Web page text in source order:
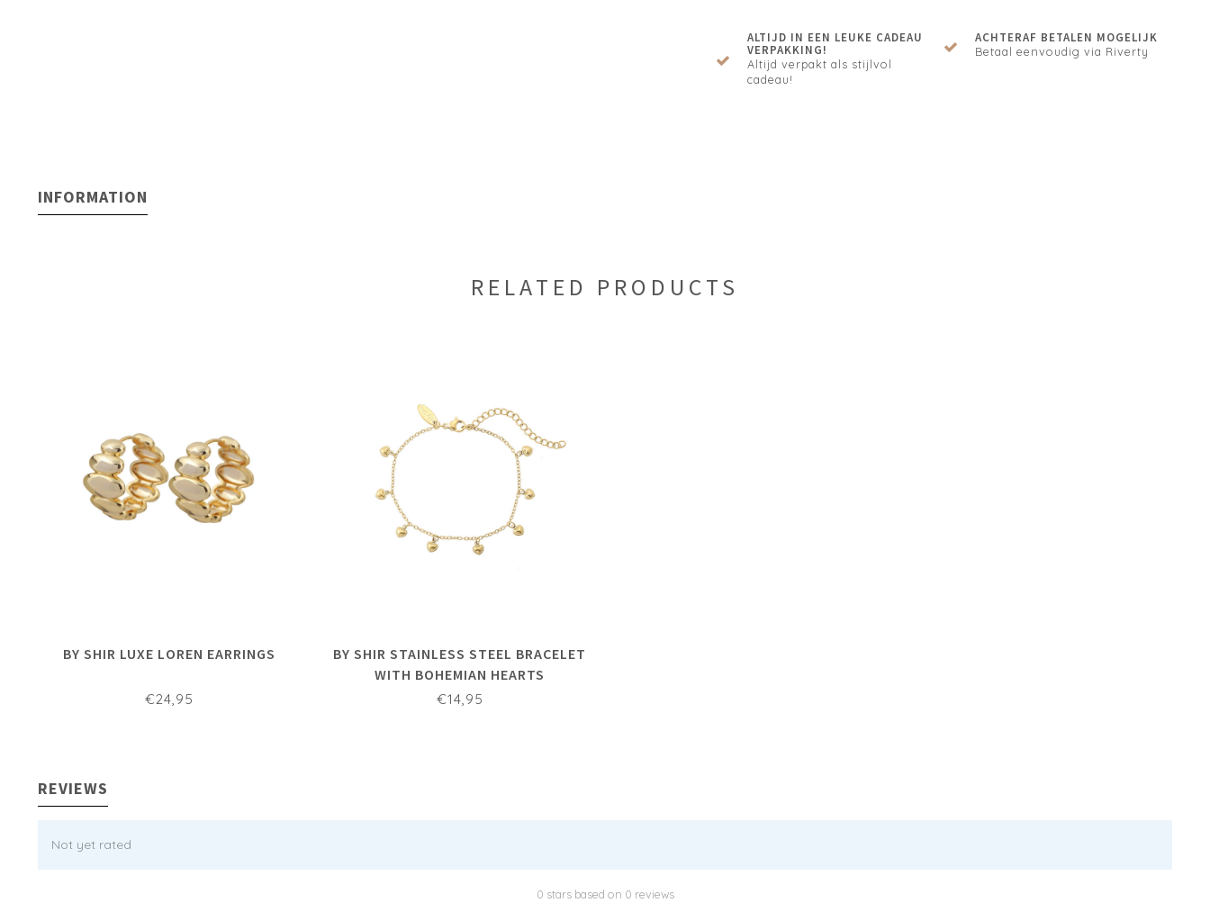
ALTIJD IN EEN LEUKE CADEAU
VERPAKKING!
Altijd verpakt als stijlvol
cadeau!
ACHTERAF BETALEN MOGELIJK
Betaal eenvoudig via Riverty
INFORMATION
RELATED PRODUCTS
BY SHIR LUXE LOREN EARRINGS
€24,95
BY SHIR STAINLESS STEEL BRACELET
WITH BOHEMIAN HEARTS
€14,95
REVIEWS
Not yet rated
0 stars based on 0 reviews